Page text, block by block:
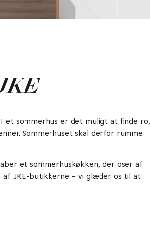
et sommerhus er det muligt at finde ro,
Sommerhuset skal derfor rumme
et sommerhuskøkken, der oser af
af JKE-butikkerne – vi glæder os til at